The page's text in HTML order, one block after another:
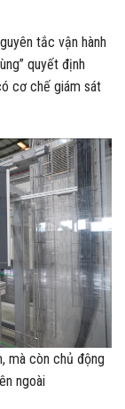
tắc vận hành
quyết định
cơ chế giám sát
mà còn chủ động
ngoài